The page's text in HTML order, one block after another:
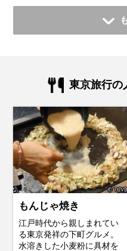
東京旅行の
もんじゃ焼き
江戸時代から親しまれてい
る東京発祥の下町グルメ。
水溶きした小麦粉に具材を